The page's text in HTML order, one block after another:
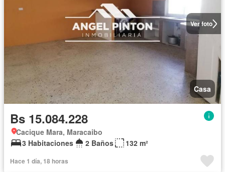
Ver foto
Casa
Bs 15.084.228
Cacique Mara, Maracaibo
3 Habitaciones
2 Baños 132 m²
Hace 1 día, 18 horas